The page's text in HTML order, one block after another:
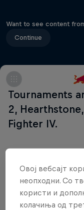
Want to see content
Continue
Tournaments
2,
Fighter IV.
Поврзани
Овој вебсајт
неопходни. Со
користи и
колачиња од